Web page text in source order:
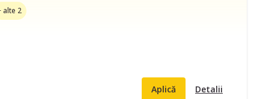
alte 2
Aplică Detalii